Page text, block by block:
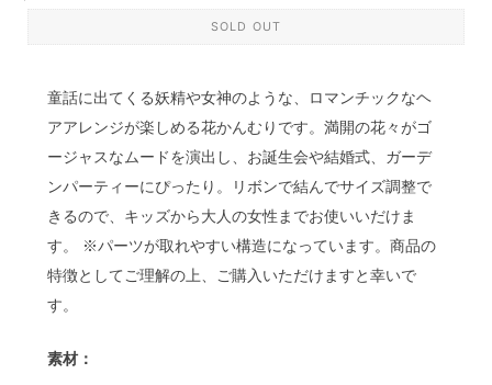
SOLD OUT
童話に出てくる妖精や女神のような、ロマンチックなヘ
アアレンジが楽しめる花かんむりです。満開の花々がゴ
ージャスなムードを演出し、お誕生会や結婚式、ガーデ
ンパーティーにぴったり。リボンで結んでサイズ調整で
きるので、キッズから大人の女性までお使いいだけま
す。 ※パーツが取れやすい構造になっています。商品の
特徴としてご理解の上、ご購入いただけますと幸いで
す。
素材：